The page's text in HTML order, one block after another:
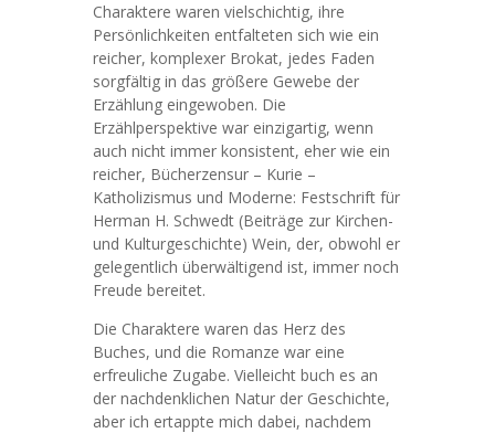
Charaktere waren vielschichtig, ihre
Persönlichkeiten entfalteten sich wie ein
reicher, komplexer Brokat, jedes Faden
sorgfältig in das größere Gewebe der
Erzählung eingewoben. Die
Erzählperspektive war einzigartig, wenn
auch nicht immer konsistent, eher wie ein
reicher, Bücherzensur – Kurie –
Katholizismus und Moderne: Festschrift für
Herman H. Schwedt (Beiträge zur Kirchen-
und Kulturgeschichte) Wein, der, obwohl er
gelegentlich überwältigend ist, immer noch
Freude bereitet.
Die Charaktere waren das Herz des
Buches, und die Romanze war eine
erfreuliche Zugabe. Vielleicht buch es an
der nachdenklichen Natur der Geschichte,
aber ich ertappte mich dabei, nachdem